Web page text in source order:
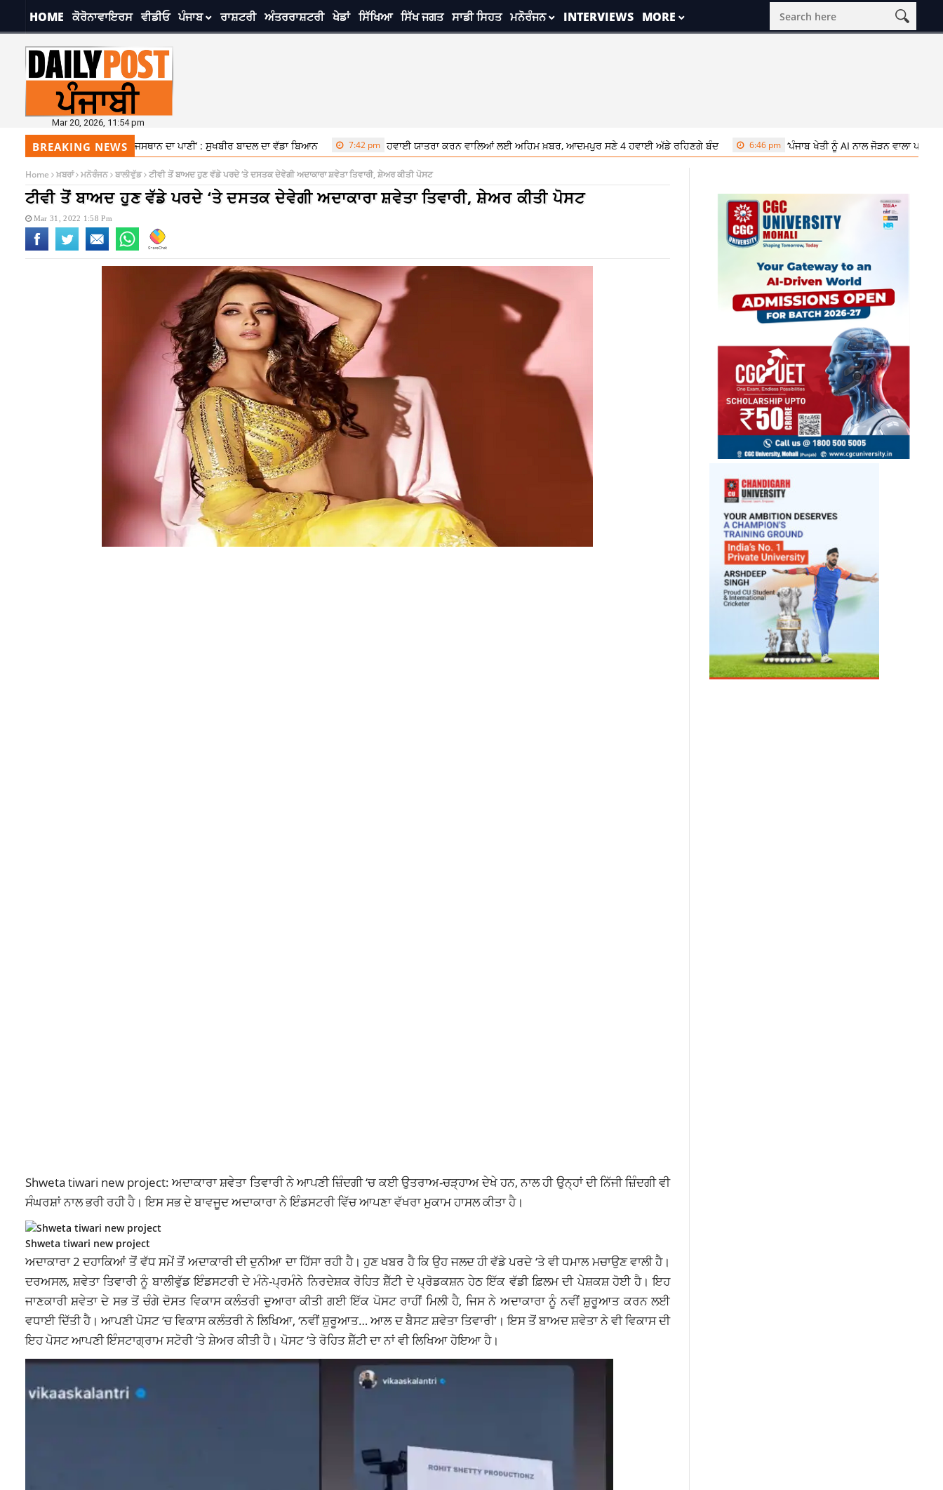
HOME ਕੋਰੋਨਾਵਾਇਰਸ ਵੀਡੀਓ ਪੰਜਾਬ ਰਾਸ਼ਟਰੀ ਅੰਤਰਰਾਸ਼ਟਰੀ ਖੇਡਾਂ ਸਿੱਖਿਆ ਸਿੱਖ ਜਗਤ ਸਾਡੀ ਸਿਹਤ ਮਨੋਰੰਜਨ INTERVIEWS MORE
Mar 20, 2026, 11:54 pm
BREAKING NEWS
ਆਉਣ ‘ਤੇ ਮੈਂ ਬੰਦ ਕਰੂੰਗਾ ਰਾਜਸਥਾਨ ਦਾ ਪਾਣੀ’ : ਸੁਖਬੀਰ ਬਾਦਲ ਦਾ ਵੱਡਾ ਬਿਆਨ 7:42 pm ਹਵਾਈ ਯਾਤਰਾ ਕਰਨ ਵਾਲਿਆਂ ਲਈ ਅਹਿਮ ਖ਼ਬਰ, ਆਦਮਪੁਰ ਸਣੇ 4 ਹਵਾਈ ਅੱਡੇ ਰਹਿਣਗੇ ਬੰਦ 6:46 pm ‘ਪੰਜਾਬ ਖੇਤੀ ਨੂੰ AI ਨਾਲ ਜੋੜਨ ਵਾਲਾ ਪਹਿਲਾ ਸੂਬਾ
Home ਖ਼ਬਰਾਂ ਮਨੋਰੰਜਨ ਬਾਲੀਵੁੱਡ ਟੀਵੀ ਤੋਂ ਬਾਅਦ ਹੁਣ ਵੱਡੇ ਪਰਦੇ ‘ਤੇ ਦਸਤਕ ਦੇਵੇਗੀ ਅਦਾਕਾਰਾ ਸ਼ਵੇਤਾ ਤਿਵਾਰੀ, ਸ਼ੇਅਰ ਕੀਤੀ ਪੋਸਟ
ਟੀਵੀ ਤੋਂ ਬਾਅਦ ਹੁਣ ਵੱਡੇ ਪਰਦੇ ‘ਤੇ ਦਸਤਕ ਦੇਵੇਗੀ ਅਦਾਕਾਰਾ ਸ਼ਵੇਤਾ ਤਿਵਾਰੀ, ਸ਼ੇਅਰ ਕੀਤੀ ਪੋਸਟ
Mar 31, 2022 1:58 Pm
Shweta tiwari new project: ਅਦਾਕਾਰਾ ਸ਼ਵੇਤਾ ਤਿਵਾਰੀ ਨੇ ਆਪਣੀ ਜ਼ਿੰਦਗੀ ‘ਚ ਕਈ ਉਤਰਾਅ-ਚੜ੍ਹਾਅ ਦੇਖੇ ਹਨ, ਨਾਲ ਹੀ ਉਨ੍ਹਾਂ ਦੀ ਨਿੱਜੀ ਜ਼ਿੰਦਗੀ ਵੀ
ਸੰਘਰਸ਼ਾਂ ਨਾਲ ਭਰੀ ਰਹੀ ਹੈ। ਇਸ ਸਭ ਦੇ ਬਾਵਜੂਦ ਅਦਾਕਾਰਾ ਨੇ ਇੰਡਸਟਰੀ ਵਿੱਚ ਆਪਣਾ ਵੱਖਰਾ ਮੁਕਾਮ ਹਾਸਲ ਕੀਤਾ ਹੈ।
Shweta tiwari new project
ਅਦਾਕਾਰਾ 2 ਦਹਾਕਿਆਂ ਤੋਂ ਵੱਧ ਸਮੇਂ ਤੋਂ ਅਦਾਕਾਰੀ ਦੀ ਦੁਨੀਆ ਦਾ ਹਿੱਸਾ ਰਹੀ ਹੈ। ਹੁਣ ਖਬਰ ਹੈ ਕਿ ਉਹ ਜਲਦ ਹੀ ਵੱਡੇ ਪਰਦੇ ‘ਤੇ ਵੀ ਧਮਾਲ ਮਚਾਉਣ ਵਾਲੀ ਹੈ।
ਦਰਅਸਲ, ਸ਼ਵੇਤਾ ਤਿਵਾਰੀ ਨੂੰ ਬਾਲੀਵੁੱਡ ਇੰਡਸਟਰੀ ਦੇ ਮੰਨੇ-ਪ੍ਰਮੰਨੇ ਨਿਰਦੇਸ਼ਕ ਰੋਹਿਤ ਸ਼ੈੱਟੀ ਦੇ ਪ੍ਰੋਡਕਸ਼ਨ ਹੇਠ ਇੱਕ ਵੱਡੀ ਫ਼ਿਲਮ ਦੀ ਪੇਸ਼ਕਸ਼ ਹੋਈ ਹੈ। ਇਹ
ਜਾਣਕਾਰੀ ਸ਼ਵੇਤਾ ਦੇ ਸਭ ਤੋਂ ਚੰਗੇ ਦੋਸਤ ਵਿਕਾਸ ਕਲੰਤਰੀ ਦੁਆਰਾ ਕੀਤੀ ਗਈ ਇੱਕ ਪੋਸਟ ਰਾਹੀਂ ਮਿਲੀ ਹੈ, ਜਿਸ ਨੇ ਅਦਾਕਾਰਾ ਨੂੰ ਨਵੀਂ ਸ਼ੁਰੂਆਤ ਕਰਨ ਲਈ
ਵਧਾਈ ਦਿੱਤੀ ਹੈ। ਆਪਣੀ ਪੋਸਟ ‘ਚ ਵਿਕਾਸ ਕਲੰਤਰੀ ਨੇ ਲਿਖਿਆ, ‘ਨਵੀਂ ਸ਼ੁਰੂਆਤ… ਆਲ ਦ ਬੈਸਟ ਸ਼ਵੇਤਾ ਤਿਵਾਰੀ’। ਇਸ ਤੋਂ ਬਾਅਦ ਸ਼ਵੇਤਾ ਨੇ ਵੀ ਵਿਕਾਸ ਦੀ
ਇਹ ਪੋਸਟ ਆਪਣੀ ਇੰਸਟਾਗ੍ਰਾਮ ਸਟੋਰੀ ‘ਤੇ ਸ਼ੇਅਰ ਕੀਤੀ ਹੈ। ਪੋਸਟ ‘ਤੇ ਰੋਹਿਤ ਸ਼ੈੱਟੀ ਦਾ ਨਾਂ ਵੀ ਲਿਖਿਆ ਹੋਇਆ ਹੈ।